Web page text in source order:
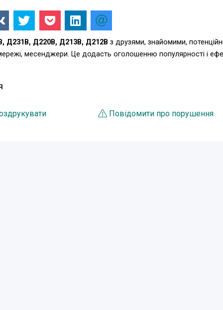
Д231В, Д220В, Д213В, Д212В з друзями, знайомими,
месенджери. Це додасть оголошенню популярності і
Повідомити про порушення